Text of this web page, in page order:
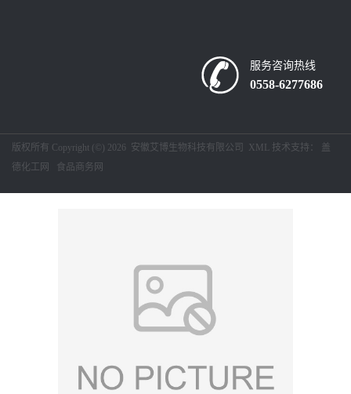
服务咨询热线
0558-6277686
版权所有 Copyright (©) 2026 安徽艾博生物科技有限公司 XML 技术支持： 盖
德化工网
食品商务网